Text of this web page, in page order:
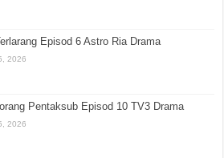
Episod 6 Astro Ria Drama
2026
Pentaksub Episod 10 TV3 Drama
2026